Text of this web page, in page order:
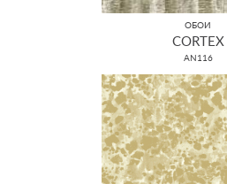
ОБОИ
CORTEX
AN116